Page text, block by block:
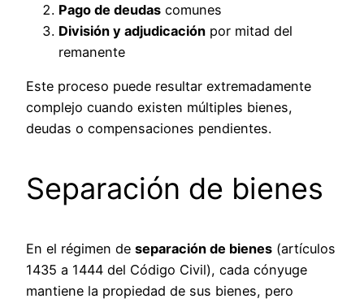
Pago de deudas comunes
División y adjudicación por mitad del
remanente
Este proceso puede resultar extremadamente
complejo cuando existen múltiples bienes,
deudas o compensaciones pendientes.
Separación de bienes
En el régimen de separación de bienes (artículos
1435 a 1444 del Código Civil), cada cónyuge
mantiene la propiedad de sus bienes, pero